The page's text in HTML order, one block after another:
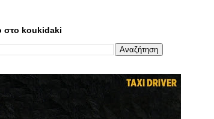
στο koukidaki